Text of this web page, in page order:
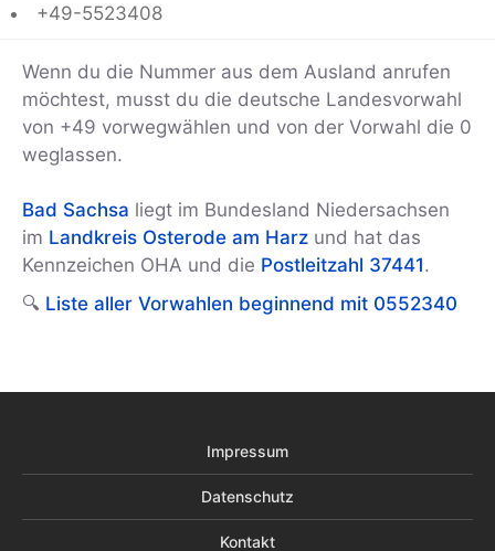
+49-5523408
Wenn du die Nummer aus dem Ausland anrufen
möchtest, musst du die deutsche Landesvorwahl
von +49 vorwegwählen und von der Vorwahl die 0
weglassen.
Bad Sachsa liegt im Bundesland Niedersachsen
im Landkreis Osterode am Harz und hat das
Kennzeichen OHA und die Postleitzahl 37441.
🔍 Liste aller Vorwahlen beginnend mit 0552340
Impressum
Datenschutz
Kontakt